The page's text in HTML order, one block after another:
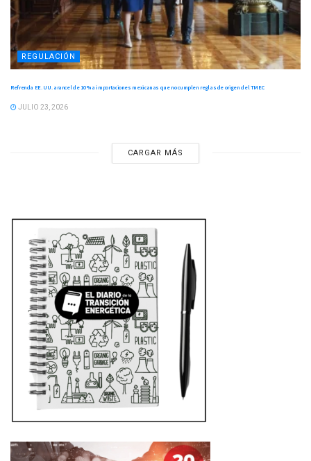
REGULACIÓN
Refrenda EE. UU. arancel de 10 % a importaciones mexicanas que no cumplen reglas de origen del TMEC
JULIO 23, 2026
CARGAR MÁS